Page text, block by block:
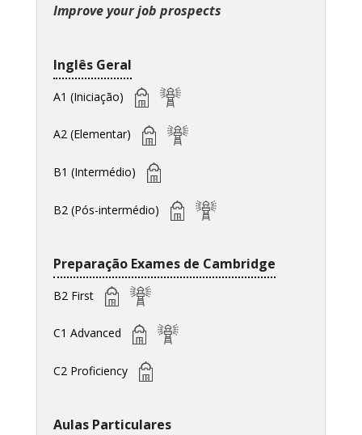
Improve your job prospects
Inglês Geral
A1 (Iniciação)
A2 (Elementar)
B1 (Intermédio)
B2 (Pós-intermédio)
Preparação Exames de Cambridge
B2 First
C1 Advanced
C2 Proficiency
Aulas Particulares